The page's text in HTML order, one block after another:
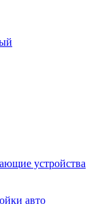
устройства
авто